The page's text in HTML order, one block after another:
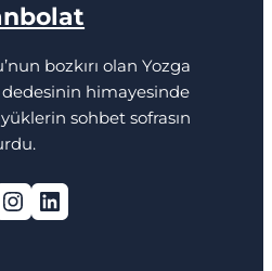
bozkırı olan Yozga
dedesinin himayesinde
sohbet sofrasın
Instagram LinkedIn